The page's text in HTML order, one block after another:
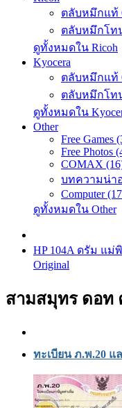
ตลับหมึกแท้
ตลับหมึกโทน
ดูทั้งหมดใน Ricoh
Kyocera
ตลับหมึกแท้
ตลับหมึกโทน
ดูทั้งหมดใน
Other
Free Games
Free Photos
COMAX
บทความน่า
Computer
ดูทั้งหมดใน Other
HP 104A ดรัม แม่
Original
สามสมุทร ดอท
ทะเบียน ภ.พ.20